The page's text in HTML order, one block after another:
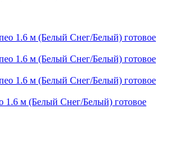
1.6 м (Белый Снег/Белый) готовое